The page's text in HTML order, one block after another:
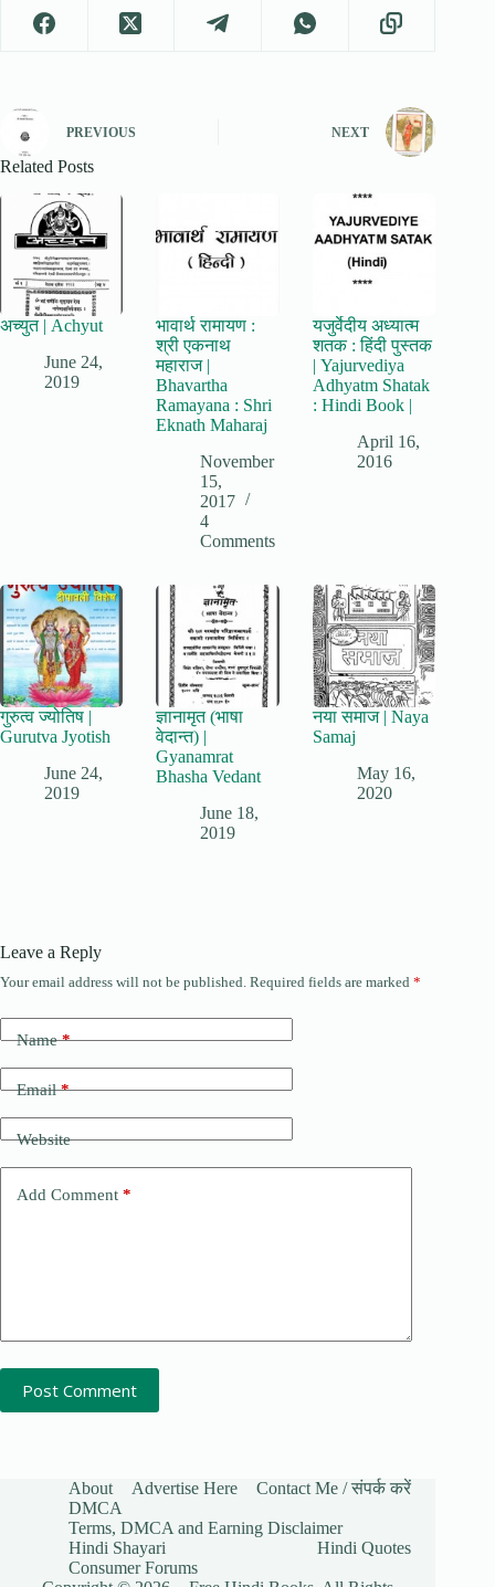
PREVIOUS NEXT
Related Posts
अच्युत | Achyut
June 24,
2019
भावार्थ रामायण :
श्री एकनाथ
महाराज |
Bhavartha
Ramayana : Shri
Eknath Maharaj
November
15,
2017
4
Comments
यजुर्वेदीय अध्यात्म
शतक : हिंदी पुस्तक
| Yajurvediya
Adhyatm Shatak
: Hindi Book |
April 16,
2016
गुरुत्व ज्योतिष |
Gurutva Jyotish
June 24,
2019
ज्ञानामृत (भाषा
वेदान्त) |
Gyanamrat
Bhasha Vedant
June 18,
2019
नया समाज | Naya
Samaj
May 16,
2020
Leave a Reply
Your email address will not be published. Required fields are marked *
Name*
Email*
Website
Add Comment *
Post Comment
About Advertise Here
Contact Me / संपर्क करें
DMCA
Terms, DMCA and Earning Disclaimer
Hindi Shayari
Hindi Quotes
Consumer Forums